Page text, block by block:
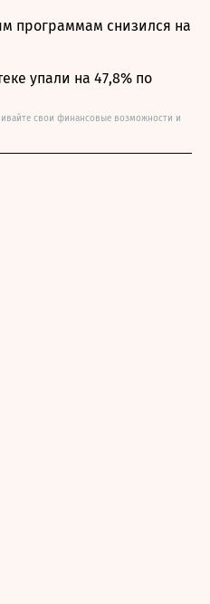
программам снизился на
упали на 47,8% по
свои финансовые возможности и